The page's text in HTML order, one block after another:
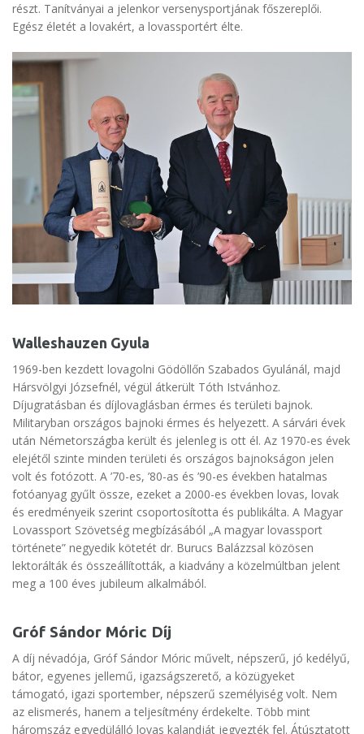
részt. Tanítványai a jelenkor versenysportjának főszereplői.
Egész életét a lovakért, a lovassportért élte.
Walleshauzen Gyula
1969-ben kezdett lovagolni Gödöllőn Szabados Gyulánál, majd
Hársvölgyi Józsefnél, végül átkerült Tóth Istvánhoz.
Díjugratásban és díjlovaglásban érmes és területi bajnok.
Militaryban országos bajnoki érmes és helyezett. A sárvári évek
után Németországba került és jelenleg is ott él. Az 1970-es évek
elejétől szinte minden területi és országos bajnokságon jelen
volt és fotózott. A ’70-es, ’80-as és ’90-es években hatalmas
fotóanyag gyűlt össze, ezeket a 2000-es években lovas, lovak
és eredményeik szerint csoportosította és publikálta. A Magyar
Lovassport Szövetség megbízásából „A magyar lovassport
története” negyedik kötetét dr. Burucs Balázzsal közösen
lektorálták és összeállították, a kiadvány a közelmúltban jelent
meg a 100 éves jubileum alkalmából.
Gróf Sándor Móric Díj
A díj névadója, Gróf Sándor Móric művelt, népszerű, jó kedélyű,
bátor, egyenes jellemű, igazságszerető, a közügyeket
támogató, igazi sportember, népszerű személyiség volt. Nem
az elismerés, hanem a teljesítmény érdekelte. Több mint
háromszáz egyedülálló lovas kalandját jegyezték fel. Átúsztatott